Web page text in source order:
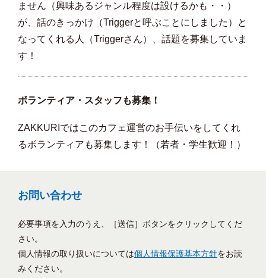
ません（興味あるジャンル程度は設けるかも・・）
が、話のきっかけ（Triggerと呼ぶことにしました）と
なってくれる人（Triggerさん）、話題を募集していま
す！
ボランティア・スタッフも募集！
ZAKKURIではこのカフェ運営のお手伝いをしてくれ
るボランティアも募集します！（若者・学生歓迎！）
お問い合わせ
必要事項を入力のうえ、［送信］ボタンをクリックしてくだ
さい。
個人情報の取り扱いについては個人情報保護基本方針をお読
みください。